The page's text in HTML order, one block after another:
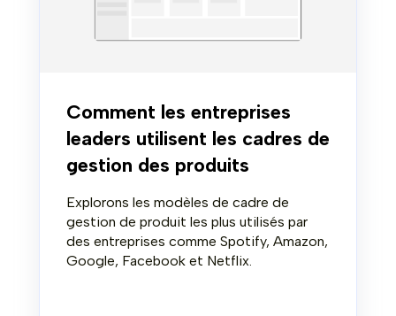
Comment les entreprises
leaders utilisent les cadres de
gestion des produits
Explorons les modèles de cadre de
gestion de produit les plus utilisés par
des entreprises comme Spotify, Amazon,
Google, Facebook et Netflix.